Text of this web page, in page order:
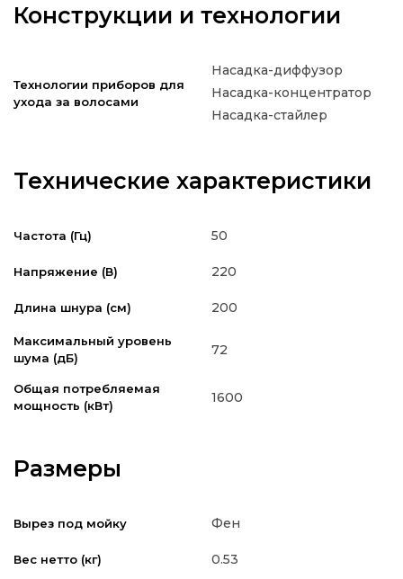
Конструкции и технологии
Технологии приборов для
ухода за волосами
Насадка-диффузор
Насадка-концентратор
Насадка-стайлер
Технические характеристики
Частота (Гц) 50
Напряжение (В) 220
Длина шнура (см) 200
Максимальный уровень
шума (дБ)
72
Общая потребляемая
мощность (кВт)
1600
Размеры
Вырез под мойку Фен
Вес нетто (кг) 0.53